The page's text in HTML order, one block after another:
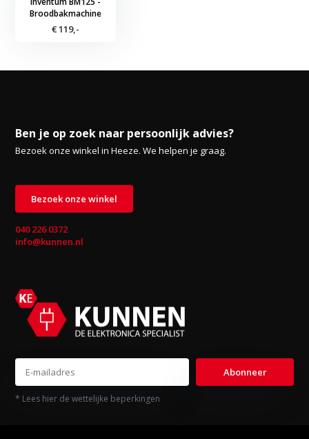
Broodbakmachine
€ 119,-
Ben je op zoek naar persoonlijk advies?
Bezoek onze winkel in Heeze. We helpen je graag.
Bezoek onze winkel
040 226 0372
info@kunnen.nl
Abonneer
* Lees hier de wettelijke beperkingen